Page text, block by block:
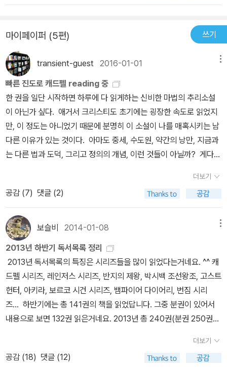
에 줄거리를 얘기한다면 읽으려고하는 사람에게 예의가 아닌것같아
이되리라 믿어 의심치 않는다.
마이페이퍼 (5편) 쓰기
transient-guest 2016-01-01
빠른 진도로 캐드펠 reading 중
한 권을 일단 시작하면 하루에 다 읽게하는 신비한 마법의 추리소설
이 아닌가 싶다. 애거서 크리스티도 초기에는 굉장한 속도로 읽었지
만, 이 정도는 아니었기 때문에 분명히 이 소설이 나를 매혹시키는 남
다른 이유가 있는 것이다. 아마도 중세, 수도원, 약간의 낭만, 지금과
는 다른 법과 도덕, 그리고 정의의 개념, 이런 것들이 아닐까? 게다가
으면서 넘어가지만, 그렇게 번역되어야 맞다고 생각한다만) 수사는
무엇인가 신비스러운 구석이 넘치는 장년의 수도사인데, 딱 그 나이
또래의 숀 코너리+brain을 연상시킨다. 정말이지 일단 앉아서 책을
펴고 나면, 계속 그 생각만 나는 것이다. 단순하지만 깊은 추리와 허
를 찌르는 결말 덕분에 이 시리즈를 계속 달리고 있다. 같은 정성이었
으면 2016년이 오기 전에 애거서 크리스티 전집을 완주했을 것인데.
죽을때까지 편하게 수도원에서 머무는 것을 조건으로 전재산을 기부
한 사람이 하필이면 캐드팰 수사가 만든 파스(?) 같은 약 - 오직 피부
에 바르고 마사지하는 용도의 - 이 들어간 음식 - 이건 또 부수도원장
의 특식을 나워준 - 을 먹고 죽는다. 모티브가 분명한 사람이 있고,
용의자로 지목되는데, 무죄추정원칙보다는 일단 잡아놓고 심문하고
고문하여 자백을 받아내던 시절이라서, 캐드팰 수사는 간단하 추리
끝에 일단 용의자를 피신시키고 나름대로의 추리에 들어간다. 살해
더보기
공감 (7) 댓글 (2)
보슬비 2014-01-08
2013년 하반기 독서목록 정리
2013년 독서목록의 특징은 시리즈들을 많이 읽었다는거네요. ^^ 캐
드펠 시리즈, 레인저스 시리즈, 반지의 제왕, 박시백 조선왕조, 고스트
헌터, 아키라, 보르코 시건 시리즈, 뱀파이어 다이어리, 번짐 시리
즈... 하반기에는 총 141권의 책을 읽었답니다. 그중 분권이 있어서
내용으로 보면 132권 읽은거네요. 2013년 총 240권(분권 250권)
(책 44권/오디오 37권) 판타지 (+ 오디오북) 오디오북과 함
께 들으면서, 조금 걱정했는데 영화를 많이 봐서인지 나레이터분이
더보기
공감 (18) 댓글 (12)